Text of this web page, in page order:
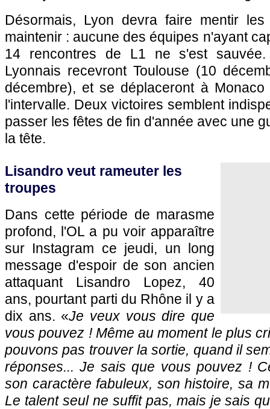
Désormais, Lyon devra faire mentir
maintenir : aucune des équipes n'ayant
14 rencontres de L1 ne s'est
Lyonnais recevront Toulouse (10
décembre), et se déplaceront à
l'intervalle. Deux victoires semblent
passer les fêtes de fin d'année avec une
la tête.
Lisandro veut rameuter les
troupes
Dans cette période de marasme
profond, l'OL a pu voir apparaître
sur Instagram ce jeudi, un long
message d'espoir de son ancien
attaquant Lisandro Lopez, 40
ans, pourtant parti du Rhône il y a
dix ans. «Je veux vous dire que
vous pouvez ! Même au moment le plus
pouvons pas trouver la sortie, quand il
réponses... Je sais que vous pouvez !
son caractère fabuleux, son histoire, sa
Le talent seul ne suffit pas, mais je sais